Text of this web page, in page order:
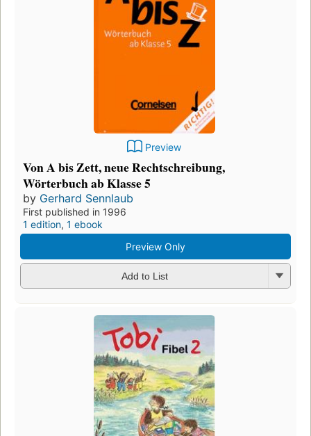
Preview
Von A bis Zett, neue Rechtschreibung,
Wörterbuch ab Klasse 5
by Gerhard Sennlaub
First published in 1996
1 edition, 1 ebook
Preview Only
Add to List